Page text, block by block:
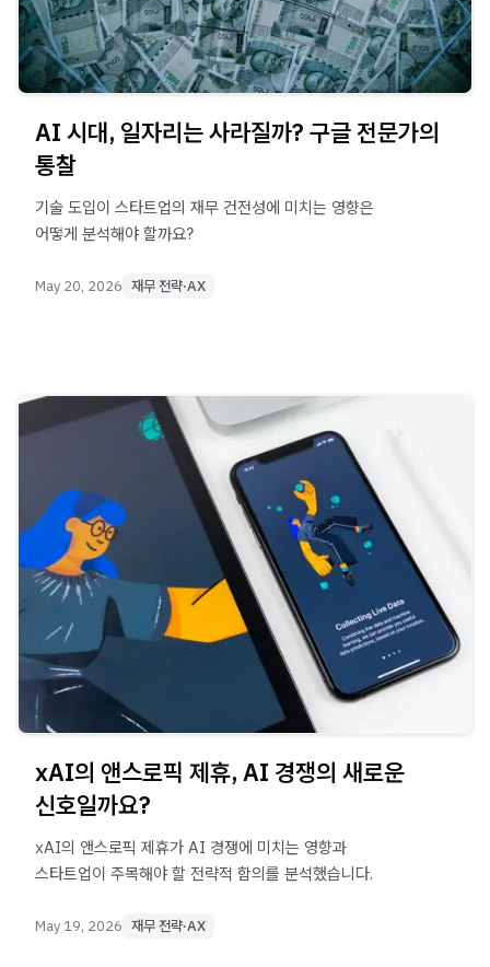
AI 시대, 일자리는 사라질까? 구글 전문가의
통찰
기술 도입이 스타트업의 재무 건전성에 미치는 영향은
어떻게 분석해야 할까요?
May 20, 2026 재무 전략·AX
xAI의 앤스로픽 제휴, AI 경쟁의 새로운
신호일까요?
xAI의 앤스로픽 제휴가 AI 경쟁에 미치는 영향과
스타트업이 주목해야 할 전략적 함의를 분석했습니다.
May 19, 2026 재무 전략·AX